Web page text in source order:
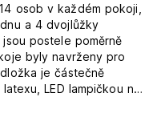
osob v každém pokoji,
a 4 dvojlůžky
postele poměrně
byly navrženy pro
je částečně
LED lampičkou na